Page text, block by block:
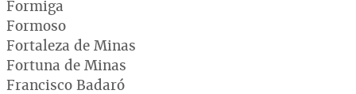
Formiga
Formoso
Fortaleza de Minas
Fortuna de Minas
Francisco Badaró